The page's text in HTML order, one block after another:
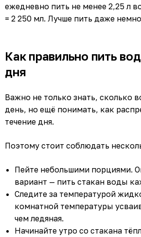
ежедневно пить не менее 2,25 л
= 2 250 мл. Лучше пить даже
Как правильно пить
дня
Важно не только знать, сколько
день, но ещё понимать, как
течение дня.
Поэтому стоит соблюдать
Пейте небольшими порциями.
вариант — пить стакан воды
Следите за температурой
комнатной температуры
чем ледяная.
Начинайте утро со стакана